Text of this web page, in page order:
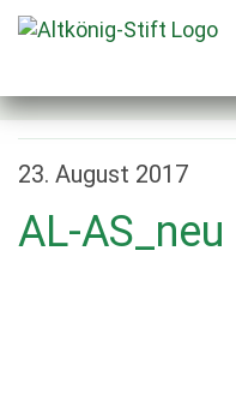
Zum
Inhalt
23. August 2017
AL-AS_neu